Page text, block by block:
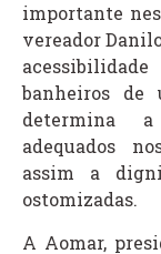
importante
vereador
banheiros
determina
adequados
assim a
ostomizadas.
A Aomar,